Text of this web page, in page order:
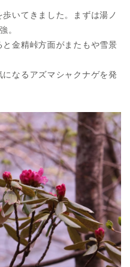
いてきました。まずは湯ノ
。
金精峠方面がまたもや雪景
なるアズマシャクナゲを発